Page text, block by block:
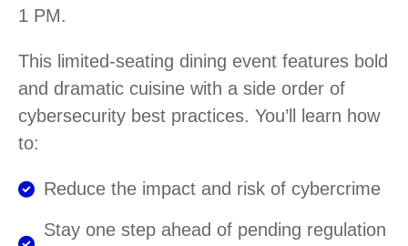
1 PM.
This limited-seating dining event features bold
and dramatic cuisine with a side order of
cybersecurity best practices. You’ll learn how
to:
Reduce the impact and risk of cybercrime
Stay one step ahead of pending regulation